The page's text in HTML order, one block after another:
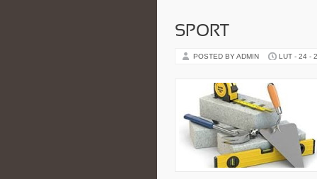
SPORT
POSTED BY ADMIN LUT - 24 -